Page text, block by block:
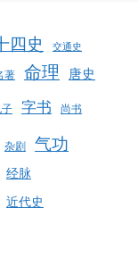
四史 交通史
著 命理 唐史
字书 尚书
杂剧 气功
经脉
近代史